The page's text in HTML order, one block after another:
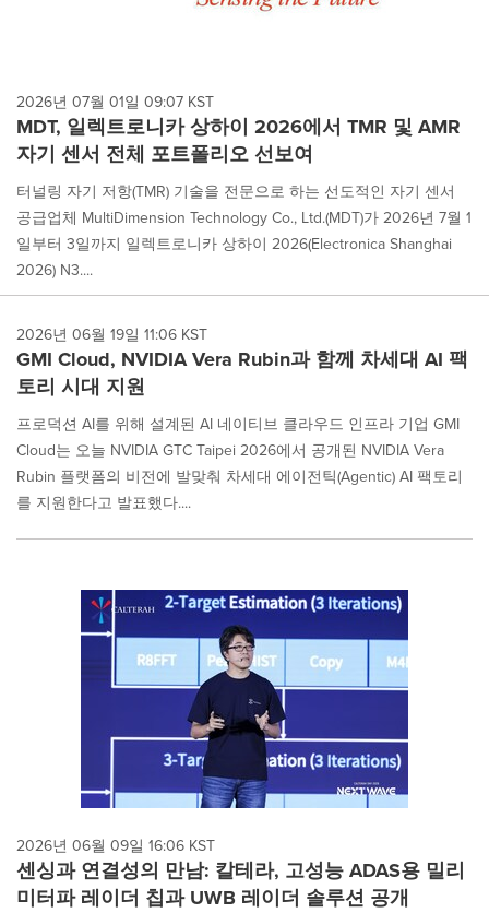
2026년 07월 01일 09:07 KST
MDT, 일렉트로니카 상하이 2026에서 TMR 및 AMR
자기 센서 전체 포트폴리오 선보여
터널링 자기 저항(TMR) 기술을 전문으로 하는 선도적인 자기 센서
공급업체 MultiDimension Technology Co., Ltd.(MDT)가 2026년 7월 1
일부터 3일까지 일렉트로니카 상하이 2026(Electronica Shanghai
2026) N3....
2026년 06월 19일 11:06 KST
GMI Cloud, NVIDIA Vera Rubin과 함께 차세대 AI 팩
토리 시대 지원
프로덕션 AI를 위해 설계된 AI 네이티브 클라우드 인프라 기업 GMI
Cloud는 오늘 NVIDIA GTC Taipei 2026에서 공개된 NVIDIA Vera
Rubin 플랫폼의 비전에 발맞춰 차세대 에이전틱(Agentic) AI 팩토리
를 지원한다고 발표했다....
2026년 06월 09일 16:06 KST
센싱과 연결성의 만남: 칼테라, 고성능 ADAS용 밀리
미터파 레이더 칩과 UWB 레이더 솔루션 공개